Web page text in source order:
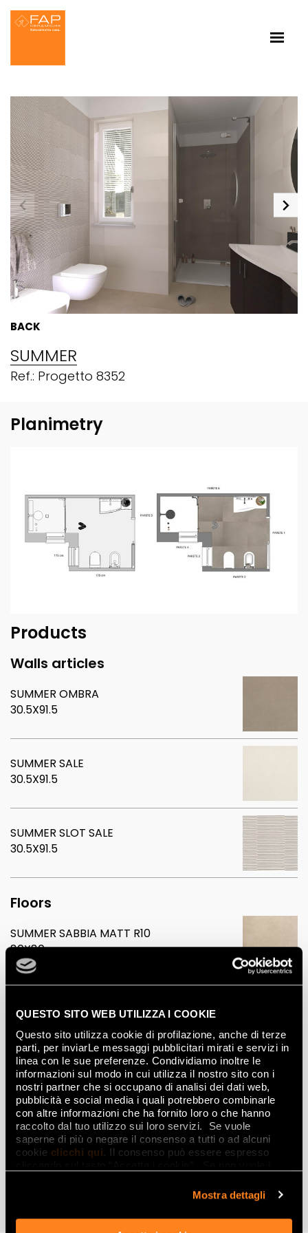
QUESTO SITO WEB UTILIZZA I COOKIE
Questo sito utilizza cookie di profilazione, anche di terze
parti, per inviarLe messaggi pubblicitari mirati e servizi in
linea con le sue preferenze. Condividiamo inoltre le
informazioni sul modo in cui utilizza il nostro sito con i
nostri partner che si occupano di analisi dei dati web,
pubblicità e social media i quali potrebbero combinarle
con altre informazioni che ha fornito loro o che hanno
raccolto dal tuo utilizzo sui loro servizi. Se vuole
saperne di più o negare il consenso a tutti o ad alcuni
cookie clicchi qui. Il consenso può essere espresso
Mostra dettagli
BACK
SUMMER
Ref.: Progetto 8352
Planimetry
Products
Walls articles
SUMMER OMBRA
30.5X91.5
SUMMER SALE
30.5X91.5
SUMMER SLOT SALE
30.5X91.5
Floors
SUMMER SABBIA MATT R10
80X80